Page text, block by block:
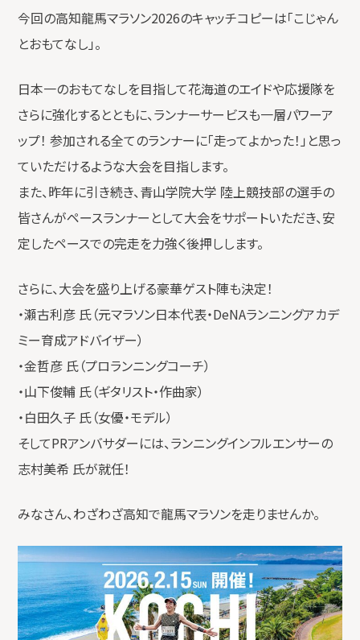
今回の高知龍馬マラソン2026のキャッチコピーは「こじゃん
とおもてなし」。
日本一のおもてなしを目指して花海道のエイドや応援隊を
さらに強化するとともに、ランナーサービスも一層パワーア
ップ！ 参加される全てのランナーに「走ってよかった！」と思っ
ていただけるような大会を目指します。
また、昨年に引き続き、青山学院大学 陸上競技部の選手の
皆さんがペースランナーとして大会をサポートいただき、安
定したペースでの完走を力強く後押しします。
さらに、大会を盛り上げる豪華ゲスト陣も決定！
・瀬古利彦 氏（元マラソン日本代表・DeNAランニングアカデ
ミー育成アドバイザー）
・金哲彦 氏（プロランニングコーチ）
・山下俊輔 氏（ギタリスト・作曲家）
・白田久子 氏（女優・モデル）
そしてPRアンバサダーには、ランニングインフルエンサーの
志村美希 氏が就任！
みなさん、わざわざ高知で龍馬マラソンを走りませんか。